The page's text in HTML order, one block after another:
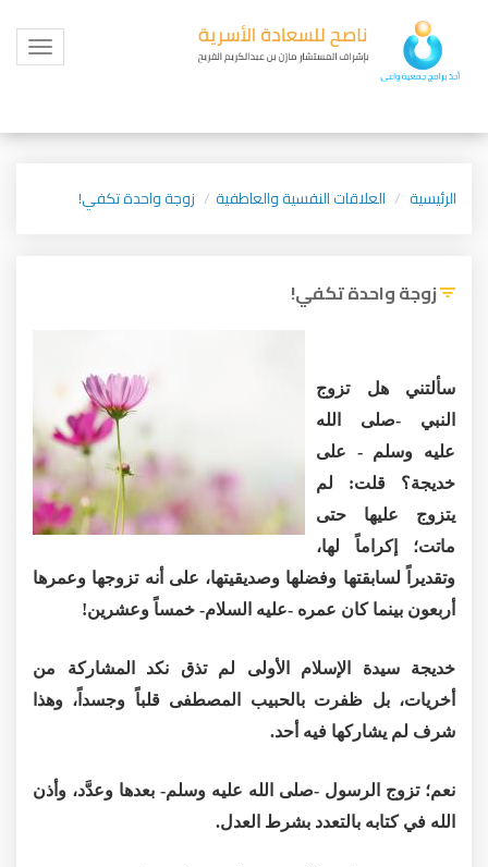
Toggle
الرئيسية العلاقات النفسية والعاطفية زوجة واحدة تكفي!
زوجة واحدة تكفي!
سألتني هل تزوج
النبي -صلى الله
عليه وسلم - على
خديجة؟ قلت: لم
يتزوج عليها حتى
ماتت؛ إكراماً لها،
وتقديراً لسابقتها وفضلها وصديقيتها، على أنه تزوجها وعمرها
أربعون بينما كان عمره -عليه السلام- خمساً وعشرين!
خديجة سيدة الإسلام الأولى لم تذق نكد المشاركة من
أخريات، بل ظفرت بالحبيب المصطفى قلباً وجسداً، وهذا
شرف لم يشاركها فيه أحد.
نعم؛ تزوج الرسول -صلى الله عليه وسلم- بعدها وعدَّد، وأذن
الله في كتابه بالتعدد بشرط العدل.